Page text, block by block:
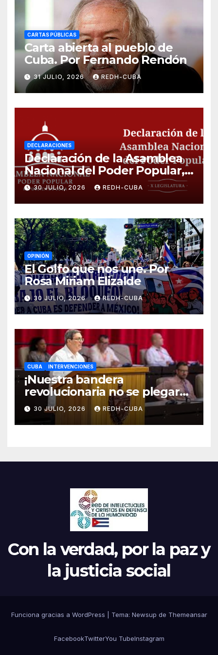
CARTAS PÚBLICAS
Carta abierta al pueblo de
Cuba. Por Fernando Rendón
31 JULIO, 2026 REDH-CUBA
DECLARACIONES
Declaración de la Asamblea
Nacional del Poder Popular,
¡Cesen el cerco energético y
el castigo colectivo al pueblo
cubano!
30 JULIO, 2026 REDH-CUBA
OPINIÓN
El Golfo que nos une. Por
Rosa Miriam Elizalde
30 JULIO, 2026 REDH-CUBA
CUBA INTERVENCIONES
¡Nuestra bandera
revolucionaria no se plegará
jamás! Por Bruno Rodríguez
Parrilla
30 JULIO, 2026 REDH-CUBA
Con la verdad, por la paz y
la justicia social
Funciona gracias a WordPress Tema: Newsup de Themeansar
FacebookTwitterYou TubeInstagram